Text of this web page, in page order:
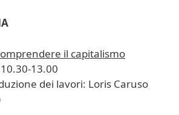
il capitalismo
13.00
dei lavori: Loris Caruso